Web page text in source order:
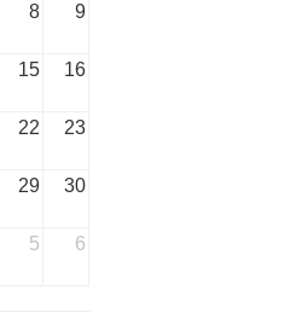
8 9
15 16
22 23
29 30
5 6